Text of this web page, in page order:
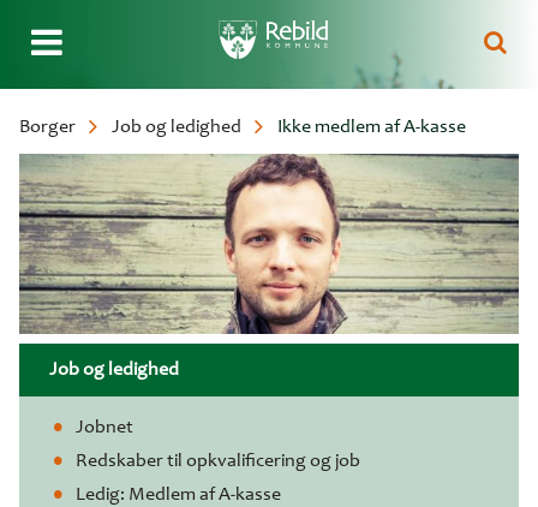
hovedindhold
Brødkrumme
Borger Job og ledighed Ikke medlem af A-kasse
Job og ledighed
Jobnet
Redskaber til opkvalificering og job
Ledig: Medlem af A-kasse